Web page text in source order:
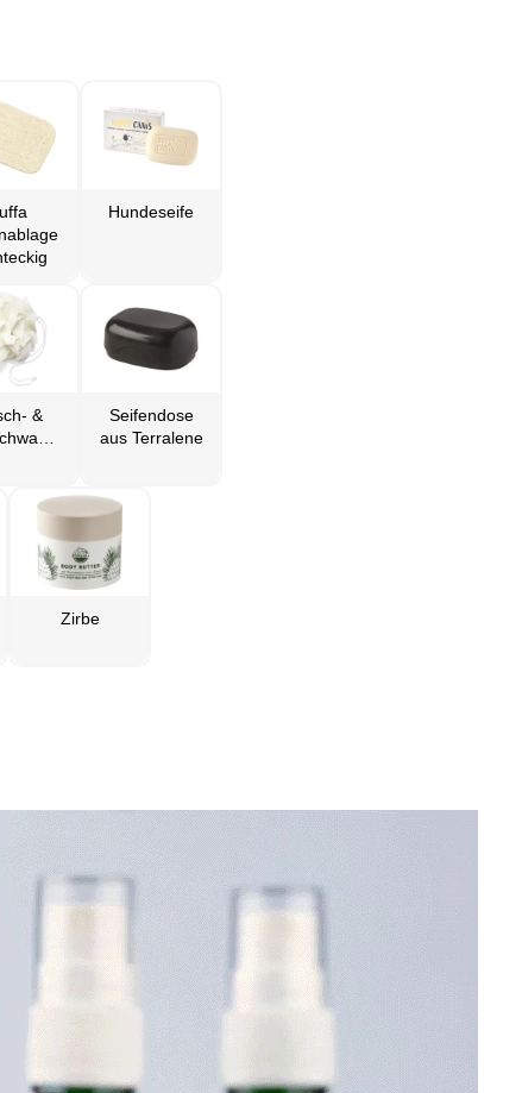
Hundeseife
&
Seifendose
aus Terralene
Zirbe